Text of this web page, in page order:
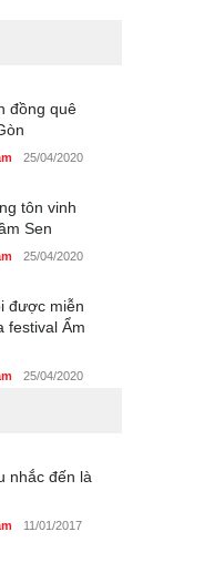
đồng quê
25/04/2020
tôn vinh
Sen
25/04/2020
được miễn
festival Ẩm
25/04/2020
25/04/2020
sẽ là khu
nhắc đến là
11/01/2017